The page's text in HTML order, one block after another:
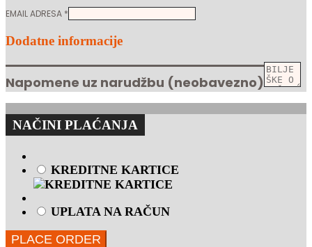
EMAIL ADRESA *
Dodatne informacije
Napomene uz narudžbu (neobavezno)
NAČINI PLAĆANJA
KREDITNE KARTICE
UPLATA NA RAČUN
PLACE ORDER